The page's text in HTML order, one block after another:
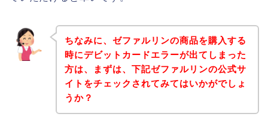
ちなみに、ゼファルリンの商品を購入する
時にデビットカードエラーが出てしまった
方は、まずは、下記ゼファルリンの公式サ
イトをチェックされてみてはいかがでしょ
うか？